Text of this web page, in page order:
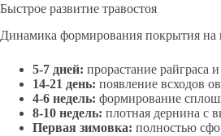
Быстрое развитие травостоя
Динамика формирования покрытия на
5-7 дней: прорастание райграса
14-21 день: появление всходов
4-6 недель: формирование
8-10 недель: плотная дернина с
Первая зимовка: полностью